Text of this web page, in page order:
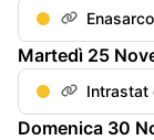
Enasarco:
Martedì 25
Intrastat
Domenica 30